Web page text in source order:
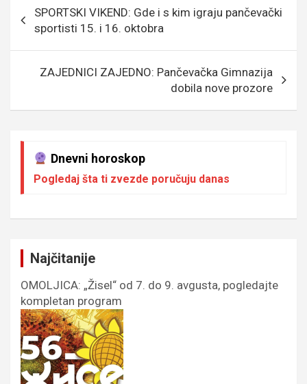
o
k
e
er
p
p
чланка
SPORTSKI VIKEND: Gde i s kim igraju pančevački
sportisti 15. i 16. oktobra
ZAJEDNICI ZAJEDNO: Pančevačka Gimnazija
dobila nove prozore
Dnevni horoskop
Pogledaj šta ti zvezde poručuju danas
Najčitanije
OMOLJICA: „Žisel“ od 7. do 9. avgusta, pogledajte
kompletan program